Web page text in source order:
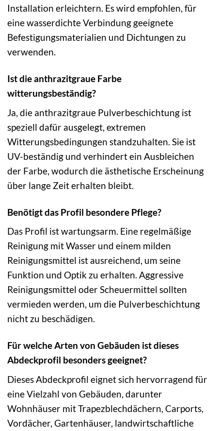
Installation erleichtern. Es wird empfohlen, für
eine wasserdichte Verbindung geeignete
Befestigungsmaterialien und Dichtungen zu
verwenden.
Ist die anthrazitgraue Farbe
witterungsbeständig?
Ja, die anthrazitgraue Pulverbeschichtung ist
speziell dafür ausgelegt, extremen
Witterungsbedingungen standzuhalten. Sie ist
UV-beständig und verhindert ein Ausbleichen
der Farbe, wodurch die ästhetische Erscheinung
über lange Zeit erhalten bleibt.
Benötigt das Profil besondere Pflege?
Das Profil ist wartungsarm. Eine regelmäßige
Reinigung mit Wasser und einem milden
Reinigungsmittel ist ausreichend, um seine
Funktion und Optik zu erhalten. Aggressive
Reinigungsmittel oder Scheuermittel sollten
vermieden werden, um die Pulverbeschichtung
nicht zu beschädigen.
Für welche Arten von Gebäuden ist dieses
Abdeckprofil besonders geeignet?
Dieses Abdeckprofil eignet sich hervorragend für
eine Vielzahl von Gebäuden, darunter
Wohnhäuser mit Trapezblechdächern, Carports,
Vordächer, Gartenhäuser, landwirtschaftliche